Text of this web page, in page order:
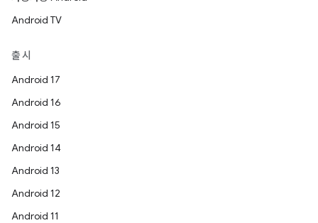
Android TV
출시
Android 17
Android 16
Android 15
Android 14
Android 13
Android 12
Android 11